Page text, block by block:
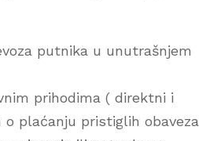
putnika u unutrašnjem
prihodima ( direktni i
plaćanju pristiglih obaveza